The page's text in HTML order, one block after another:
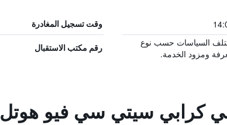
وقت تسجيل المغادرة
السياسات حسب نوع
ومزود الخدمة.
رقم مكتب الاستقبال
في كرابي سيتي سي فيو هوتل